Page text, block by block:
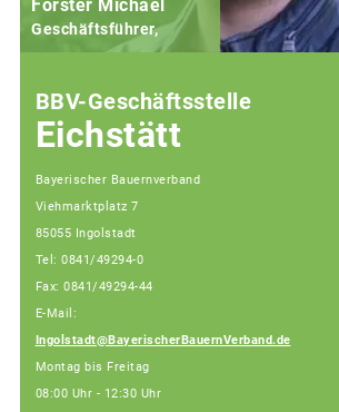
Forster Michael
Geschäftsführer,
BBV-Geschäftsstelle
Eichstätt
Bayerischer Bauernverband
Viehmarktplatz 7
85055 Ingolstadt
Tel: 0841/49294-0
Fax: 0841/49294-44
E-Mail:
Ingolstadt@BayerischerBauernVerband.de
Montag bis Freitag
08:00 Uhr - 12:30 Uhr